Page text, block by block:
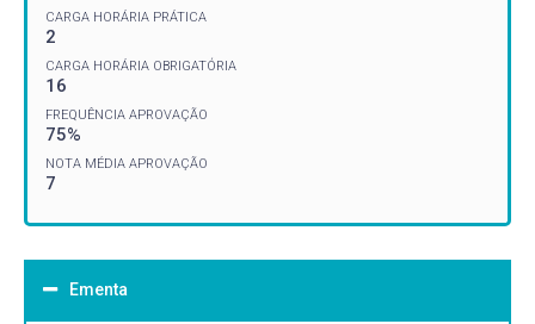
CARGA HORÁRIA PRÁTICA
2
CARGA HORÁRIA OBRIGATÓRIA
16
FREQUÊNCIA APROVAÇÃO
75%
NOTA MÉDIA APROVAÇÃO
7
Ementa